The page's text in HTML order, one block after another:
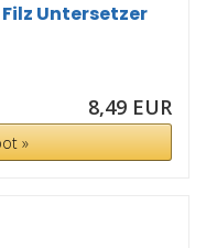
Filz Untersetzer
8,49 EUR
»